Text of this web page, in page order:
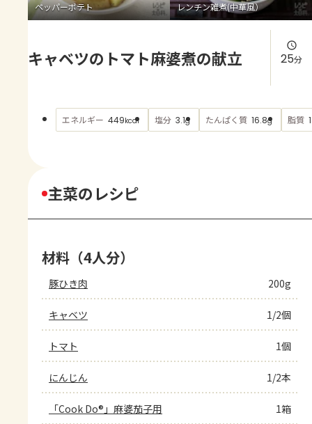
お買い物
AJINOMOTO PARK とは
ペッパーポテト レンチン雑煮(中華風）
キャベツのトマト麻婆煮の献立 25分
エネルギー 449kcal 塩分 3.1g たんぱく質 16.8g 脂質
主菜のレシピ
材料（4人分）
豚ひき肉 200g
キャベツ 1/2個
トマト 1個
にんじん 1/2本
「Cook Do®」麻婆茄子用 1箱